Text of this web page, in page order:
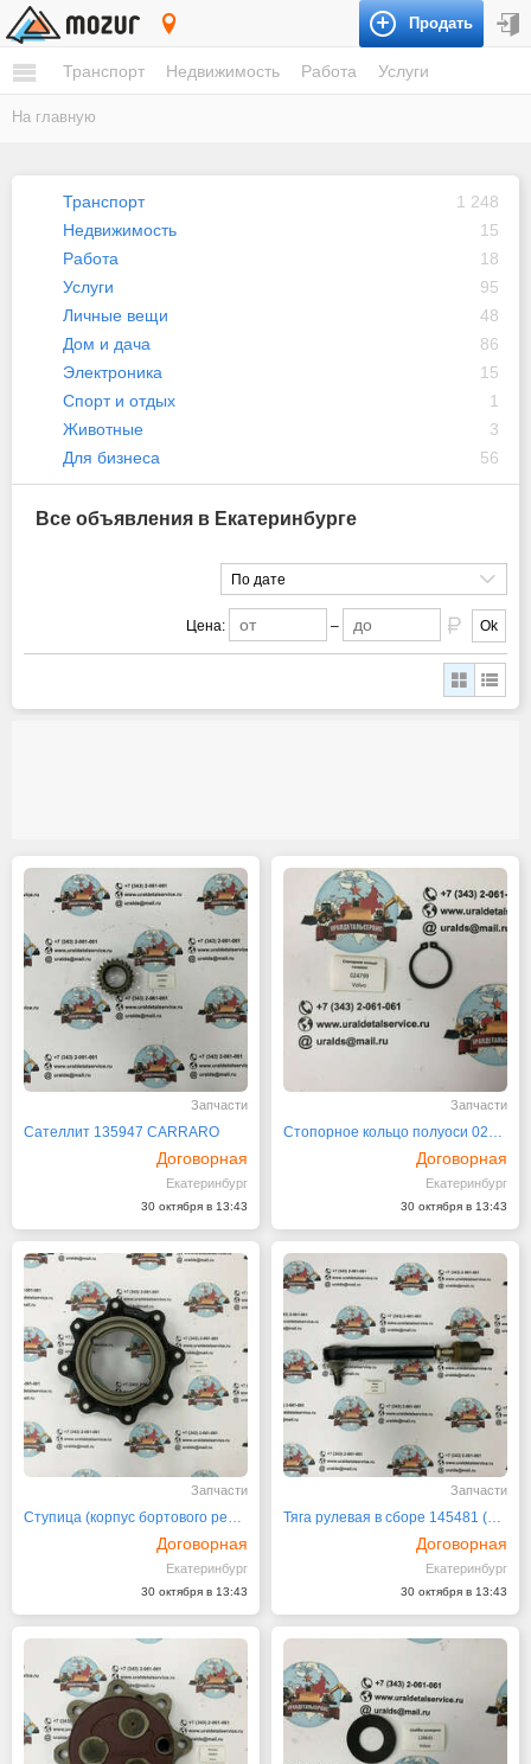
Продать
Транспорт Недвижимость Работа Услуги
На главную
Транспорт
1 248
Недвижимость
15
Работа
18
Услуги
95
Личные вещи
48
Дом и дача
86
Электроника
15
Спорт и отдых
1
Животные
3
Для бизнеса
56
Все объявления в Екатеринбурге
По дате
Цена: – Ok
Запчасти
Сателлит 135947 CARRARO
Договорная
Екатеринбург
30 октября в 13:43
Запчасти
Стопорное кольцо полуоси 024799 CARRARO
Договорная
Екатеринбург
30 октября в 13:43
Запчасти
Ступица (корпус бортового редуктора) 066993 (064174)
Договорная
Екатеринбург
30 октября в 13:43
Запчасти
Тяга рулевая в сборе 145481 (068978) CARRARO
Договорная
Екатеринбург
30 октября в 13:43